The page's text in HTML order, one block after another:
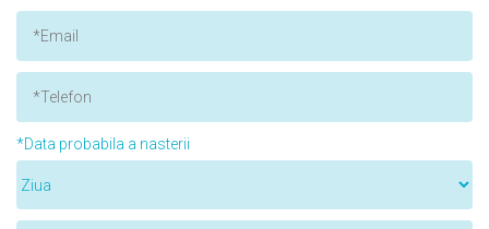
*Data probabila a nasterii